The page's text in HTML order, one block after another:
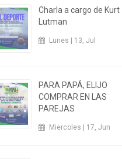
Charla a cargo de Kurt
Lutman
Lunes | 13, Jul
PARA PAPÁ, ELIJO
COMPRAR EN LAS
PAREJAS
Miercoles | 17, Jun